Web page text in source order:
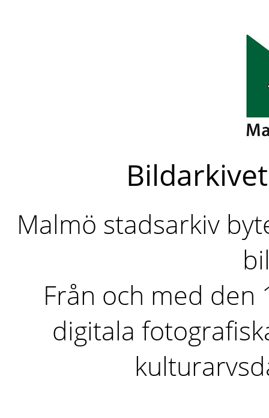
Malmö stadsarkiv
Från och med den
digitala